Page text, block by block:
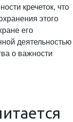
кречеток, что
этого
его
деятельностью
о важности